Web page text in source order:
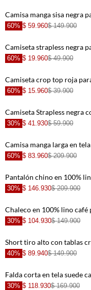
60% $ 59.960$ 149.900
60% $ 19.960$ 49.900
60% $ 15.960$ 39.900
30% $ 41.930$ 59.900
60% $ 83.960$ 209.900
30% $ 146.930$ 209.900
30% $ 104.930$ 149.900
40% $ 89.940$ 149.900
30% $ 118.930$ 169.900